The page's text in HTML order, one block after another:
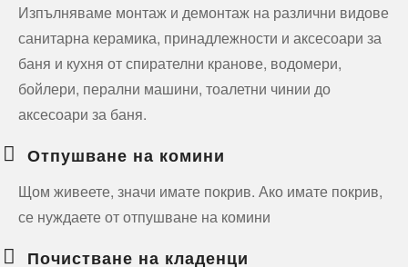
Изпълняваме монтаж и демонтаж на различни видове
санитарна керамика, принадлежности и аксесоари за
баня и кухня от спирателни кранове, водомери,
бойлери, перални машини, тоалетни чинии до
аксесоари за баня.
Отпушване на комини
Щом живеете, значи имате покрив. Ако имате покрив,
се нуждаете от отпушване на комини
Почистване на кладенци